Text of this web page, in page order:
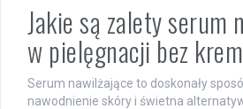
Jakie są zalety serum
w pielęgnacji bez
Serum nawilżające to doskonały
nawodnienie skóry i świetna